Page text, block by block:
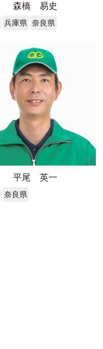
森橋 易史
兵庫県 奈良県
平尾 英一
奈良県